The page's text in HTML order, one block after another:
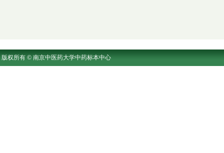
版权所有 © 南京中医药大学中药标本中心